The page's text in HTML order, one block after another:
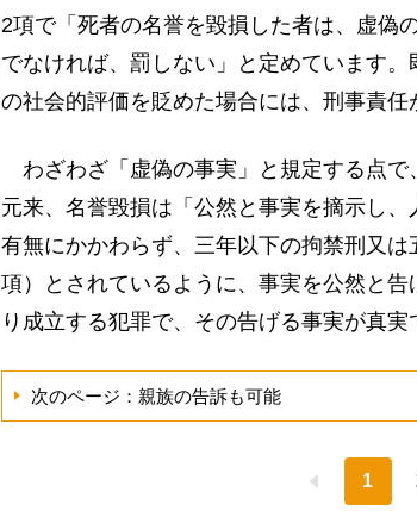
2項で「死者の名誉を毀損した者は、虚偽
でなければ、罰しない」と定めています
の社会的評価を貶めた場合には、刑事責任
わざわざ「虚偽の事実」と規定する点で
元来、名誉毀損は「公然と事実を摘示し
有無にかかわらず、三年以下の拘禁刑又
項）とされているように、事実を公然と
り成立する犯罪で、その告げる事実が真実
次のページ：親族の告訴も可能
1